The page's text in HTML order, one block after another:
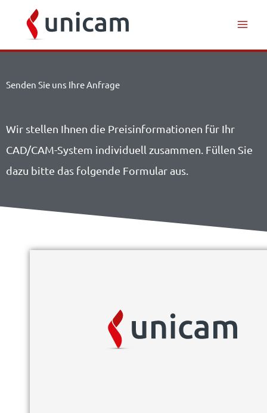
springen
springen
Senden Sie uns Ihre Anfrage
Wir stellen Ihnen die Preisinformationen für Ihr
CAD/CAM-System individuell zusammen. Füllen Sie
dazu bitte das folgende Formular aus.